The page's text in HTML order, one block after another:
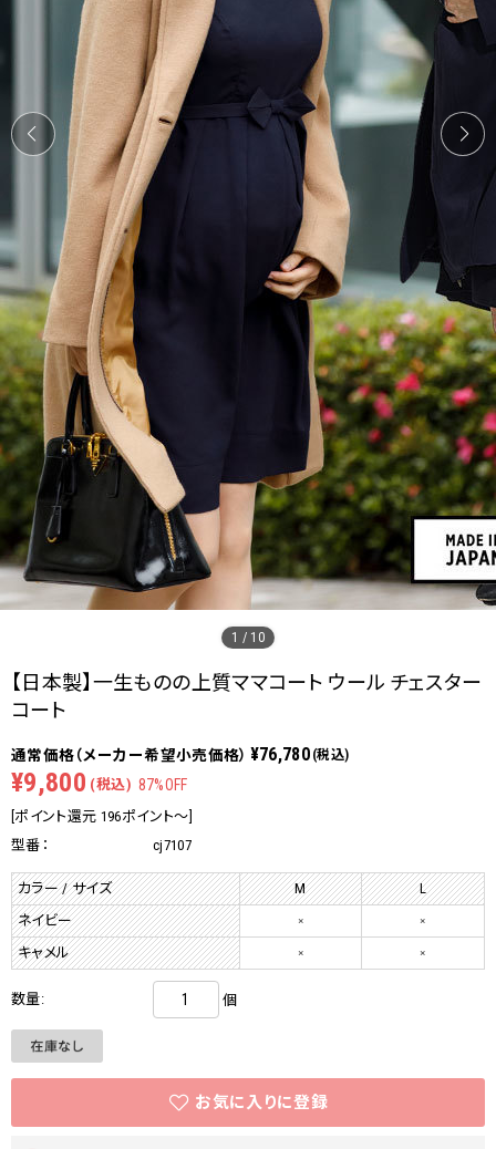
1 / 10
【日本製】一生ものの上質ママコート ウール チェスター
コート
¥76,780 (税込)
¥9,800 (税込) 87%OFF
[ポイント還元 196ポイント～]
型番：
cj7107
カラー / サイズ M
L
ネイビー
× ×
キャメル × ×
数量: 個